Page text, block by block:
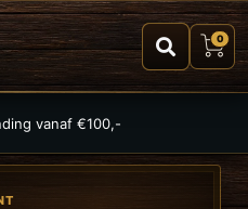
0
vanaf €100,-